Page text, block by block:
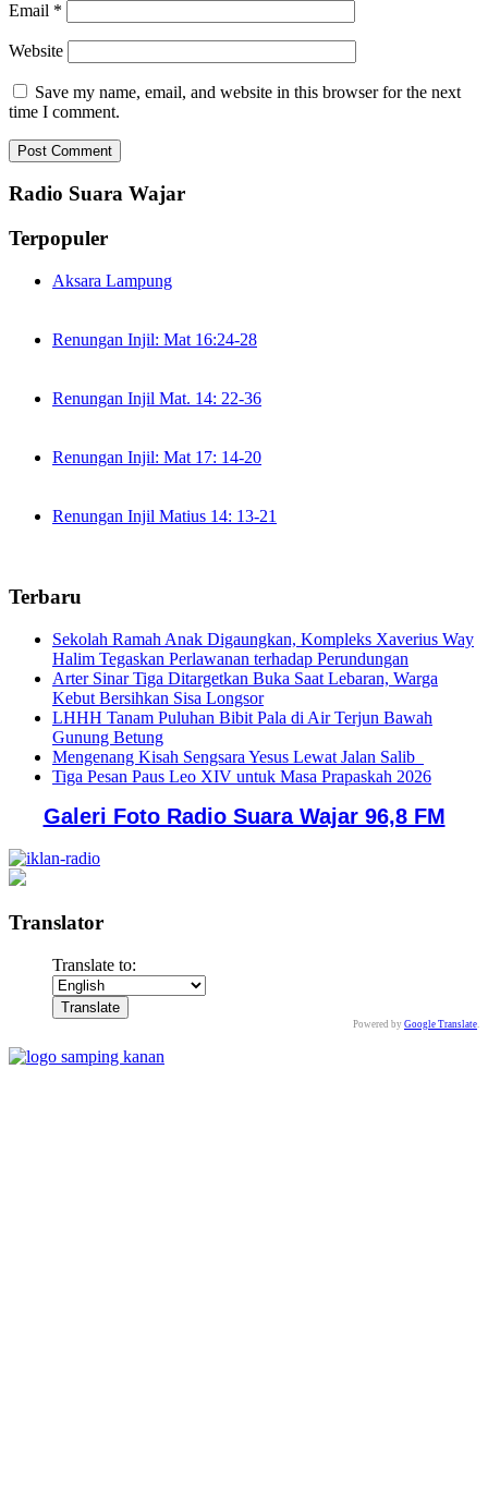
Email *
Website
Save my name, email, and website in this browser for the next
time I comment.
Radio Suara Wajar
Terpopuler
Aksara Lampung
Renungan Injil: Mat 16:24-28
Renungan Injil Mat. 14: 22-36
Renungan Injil: Mat 17: 14-20
Renungan Injil Matius 14: 13-21
Terbaru
Sekolah Ramah Anak Digaungkan, Kompleks Xaverius Way
Halim Tegaskan Perlawanan terhadap Perundungan
Arter Sinar Tiga Ditargetkan Buka Saat Lebaran, Warga
Kebut Bersihkan Sisa Longsor
LHHH Tanam Puluhan Bibit Pala di Air Terjun Bawah
Gunung Betung
Mengenang Kisah Sengsara Yesus Lewat Jalan Salib
Tiga Pesan Paus Leo XIV untuk Masa Prapaskah 2026
Galeri Foto Radio Suara Wajar 96,8 FM
Translator
Translate to:
Powered by Google Translate